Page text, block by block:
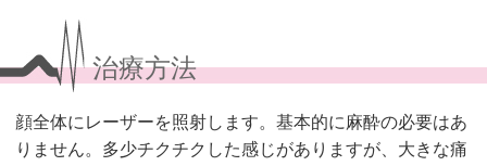
治療方法
顔全体にレーザーを照射します。基本的に麻酔の必要はあ
りません。多少チクチクした感じがありますが、大きな痛